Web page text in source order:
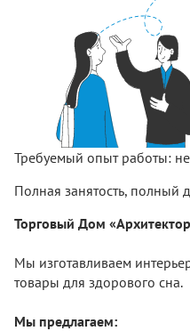
Требуемый опыт работы: не
Полная занятость, полный
Торговый Дом
Мы изготавливаем
товары для здорового сна.
Мы предлагаем: